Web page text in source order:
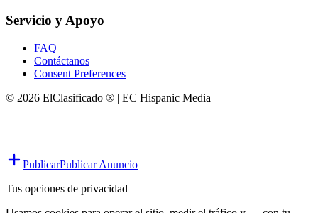
Servicio y Apoyo
FAQ
Contáctanos
Consent Preferences
© 2026 ElClasificado ® | EC Hispanic Media
PublicarPublicar Anuncio
Tus opciones de privacidad